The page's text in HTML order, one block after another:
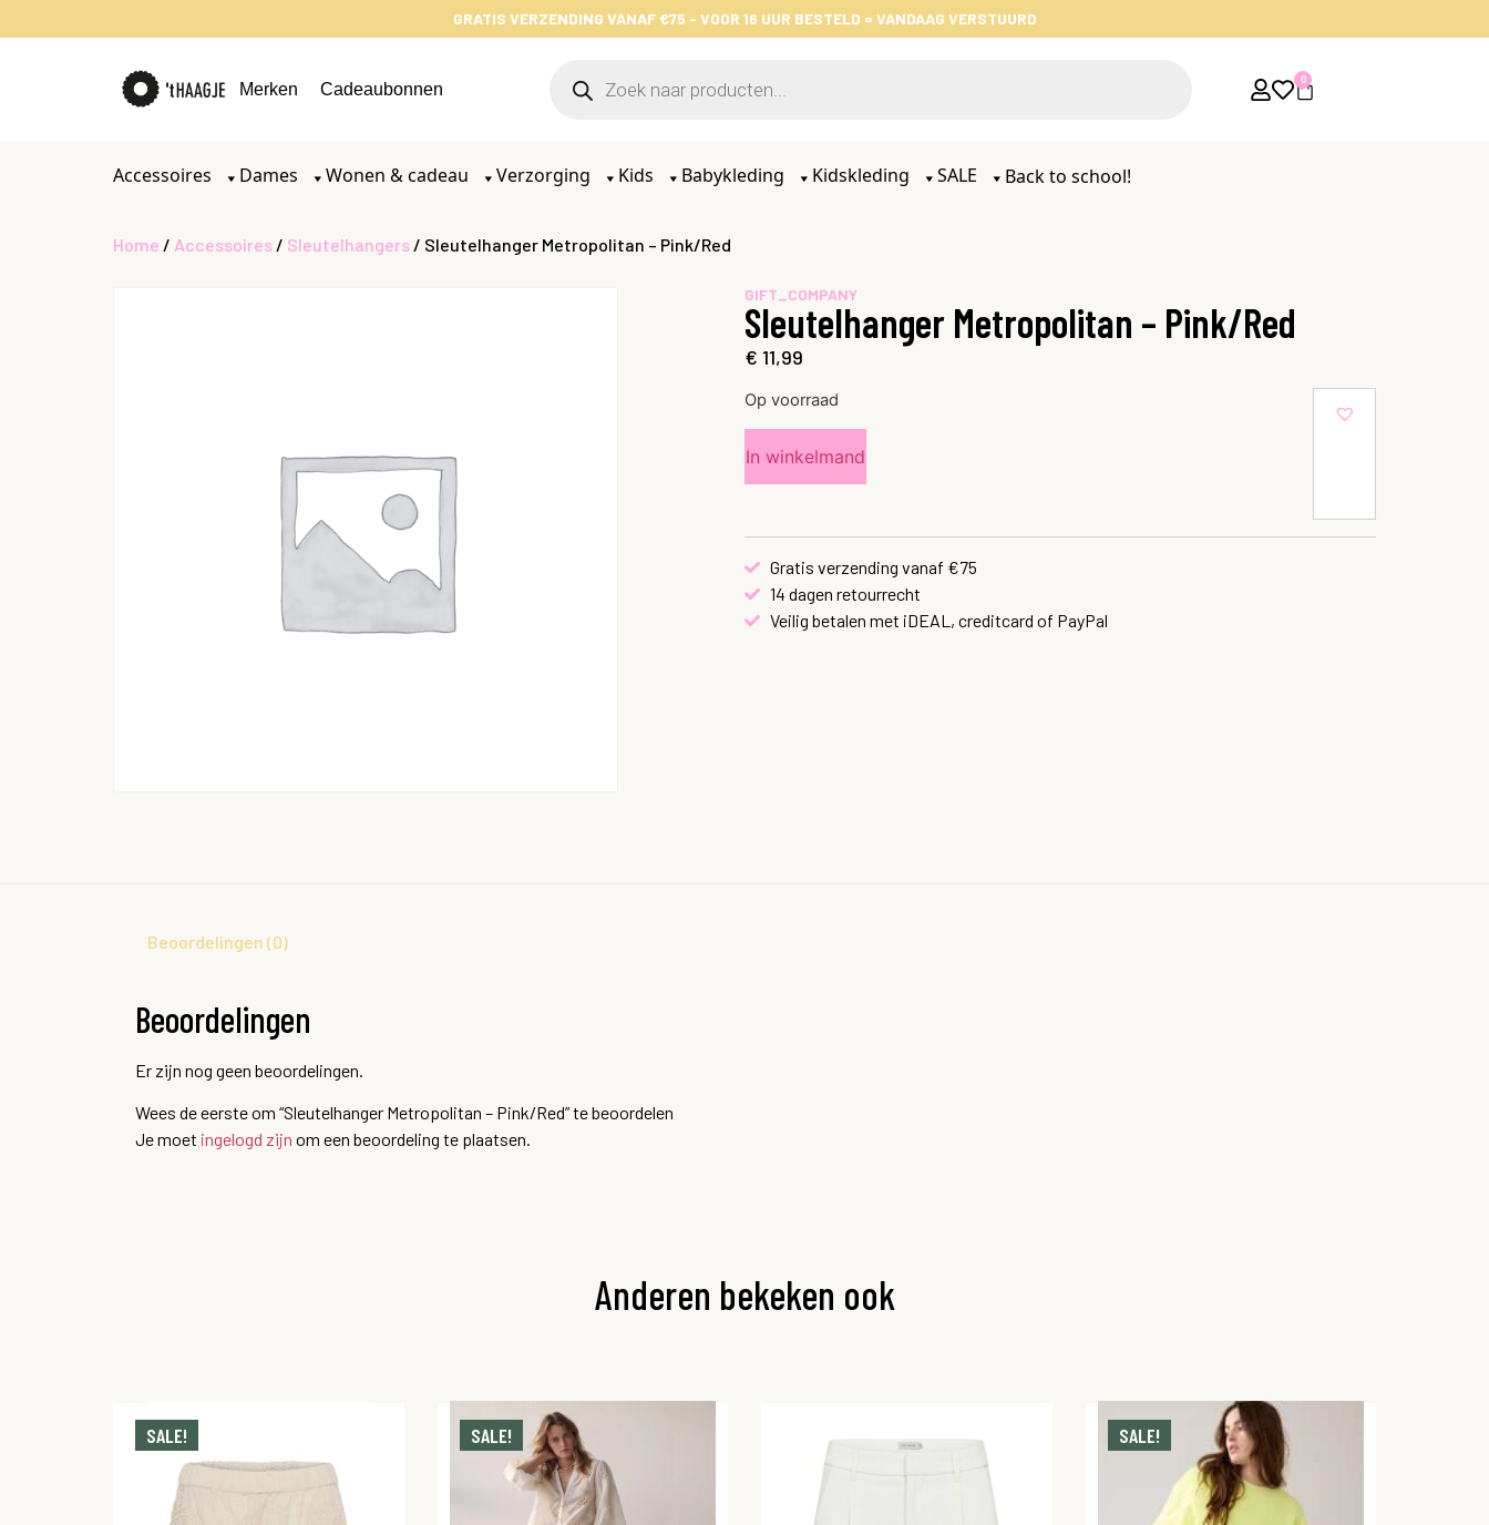
GRATIS VERZENDING VANAF €75 - VOOR 16 UUR BESTELD = VANDAAG VERSTUURD
Merken Cadeaubonnen
0
Accessoires Dames Wonen & cadeau Verzorging Kids Babykleding Kidskleding SALE Back to school!
Home / Accessoires / Sleutelhangers / Sleutelhanger Metropolitan – Pink/Red
GIFT_COMPANY
Sleutelhanger Metropolitan – Pink/Red
€ 11,99
Op voorraad
In winkelmand
Gratis verzending vanaf €75
14 dagen retourrecht
Veilig betalen met iDEAL, creditcard of PayPal
Beoordelingen (0)
Beoordelingen
Er zijn nog geen beoordelingen.
Wees de eerste om “Sleutelhanger Metropolitan – Pink/Red” te beoordelen
Je moet ingelogd zijn om een beoordeling te plaatsen.
Anderen bekeken ook
SALE! SALE! SALE!